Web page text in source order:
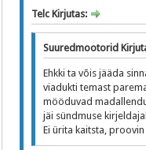
Telc Kirjutas:
Suuredmootorid
Ehkki ta võis jääda
viadukti temast
mööduvad
jäi sündmuse
Ei ürita kaitsta,